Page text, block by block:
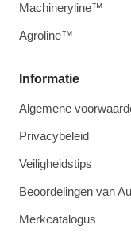
Informatie
Algemene
Privacybeleid
Veiligheidstips
Beoordelingen van
Merkcatalogus
Machineryline™
Agroline™